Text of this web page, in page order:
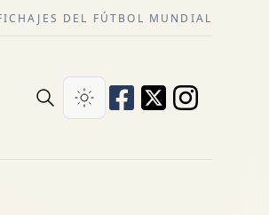
DEL FÚTBOL MUNDIAL